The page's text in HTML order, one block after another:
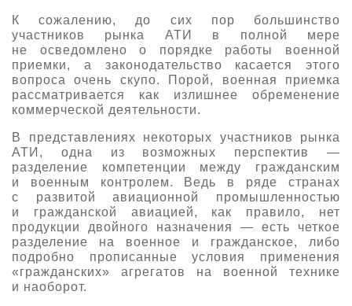
К сожалению, до сих пор большинство
участников рынка АТИ в полной мере
не осведомлено о порядке работы военной
приемки, а законодательство касается этого
вопроса очень скупо. Порой, военная приемка
рассматривается как излишнее обременение
коммерческой деятельности.
В представлениях некоторых участников рынка
АТИ, одна из возможных перспектив —
разделение компетенции между гражданским
и военным контролем. Ведь в ряде странах
с развитой авиационной промышленностью
и гражданской авиацией, как правило, нет
продукции двойного назначения — есть четкое
разделение на военное и гражданское, либо
подробно прописанные условия применения
«гражданских» агрегатов на военной технике
и наоборот.